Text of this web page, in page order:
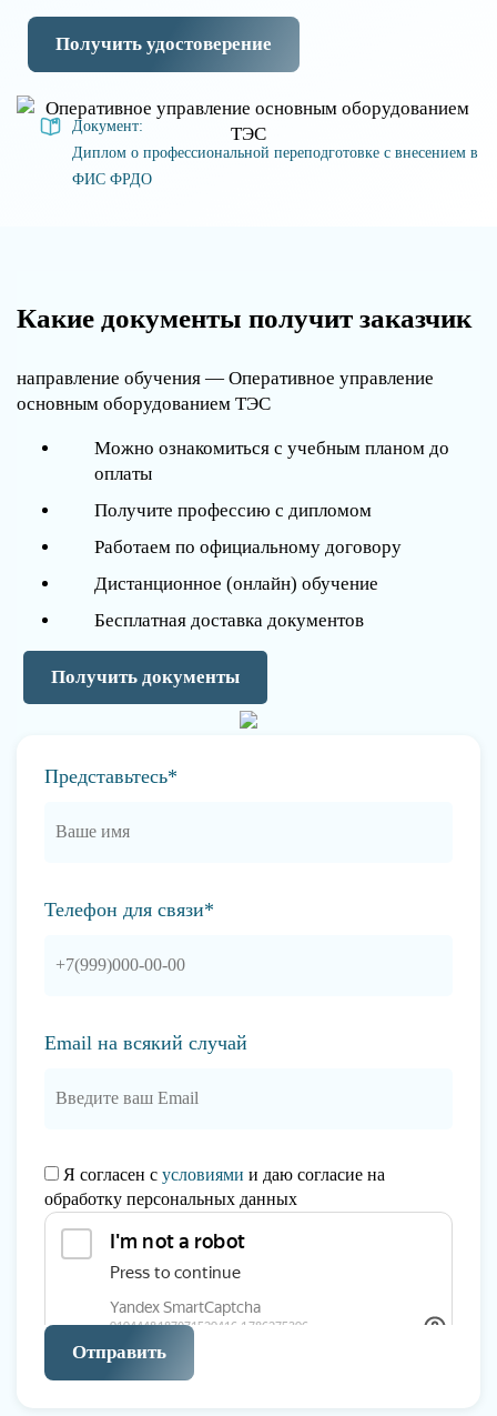
Получить удостоверение
Документ:
Диплом о профессиональной переподготовке с внесением в
ФИС ФРДО
Какие документы получит заказчик
направление обучения — Оперативное управление
основным оборудованием ТЭС
Можно ознакомиться с учебным планом до
оплаты
Получите профессию с дипломом
Работаем по официальному договору
Дистанционное (онлайн) обучение
Бесплатная доставка документов
Получить документы
Представьтесь*
Телефон для связи*
Email на всякий случай
Я согласен с условиями и даю согласие на
обработку персональных данных
Отправить